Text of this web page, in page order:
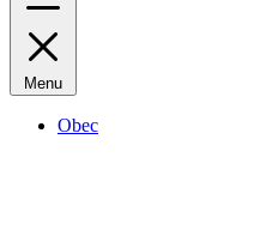
Menu
Obec